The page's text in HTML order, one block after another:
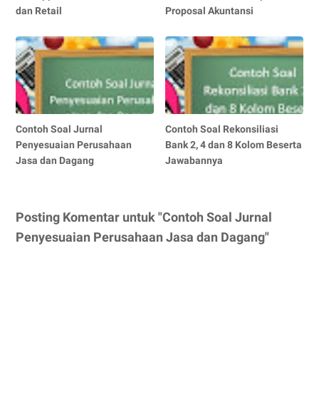
dan Retail
Proposal Akuntansi
Contoh Soal Jurnal
Penyesuaian Perusahaan
Jasa dan Dagang
Contoh Soal Rekonsiliasi
Bank 2, 4 dan 8 Kolom Beserta
Jawabannya
Posting Komentar untuk "Contoh Soal Jurnal
Penyesuaian Perusahaan Jasa dan Dagang"